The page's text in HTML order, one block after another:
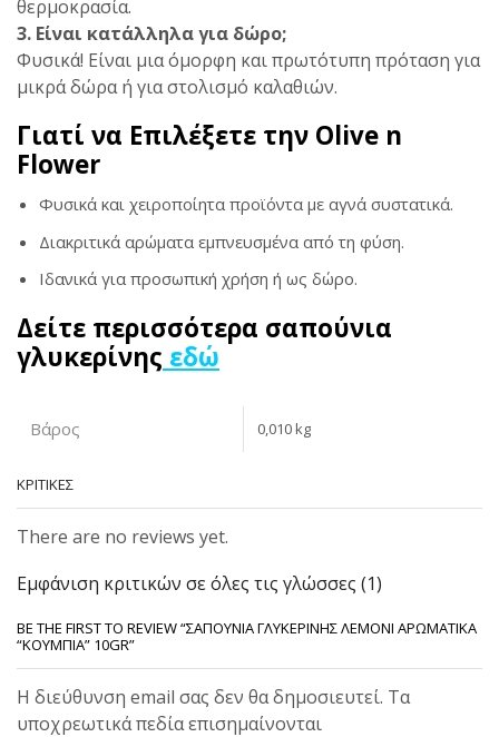
θερμοκρασία.
3. Είναι κατάλληλα για δώρο;
Φυσικά! Είναι μια όμορφη και πρωτότυπη πρόταση για
μικρά δώρα ή για στολισμό καλαθιών.
Γιατί να Επιλέξετε την Olive n
Flower
Φυσικά και χειροποίητα προϊόντα με αγνά συστατικά.
Διακριτικά αρώματα εμπνευσμένα από τη φύση.
Ιδανικά για προσωπική χρήση ή ως δώρο.
Δείτε περισσότερα σαπούνια
γλυκερίνης εδώ
Βάρος 0,010 kg
ΚΡΙΤΙΚΈΣ
There are no reviews yet.
Εμφάνιση κριτικών σε όλες τις γλώσσες (1)
BE THE FIRST TO REVIEW “ΣΑΠΟΎΝΙΑ ΓΛΥΚΕΡΊΝΗΣ ΛΕΜΌΝΙ ΑΡΩΜΑΤΙΚΆ
“ΚΟΥΜΠΙΑ” 10GR”
Η διεύθυνση email σας δεν θα δημοσιευτεί. Τα
υποχρεωτικά πεδία επισημαίνονται